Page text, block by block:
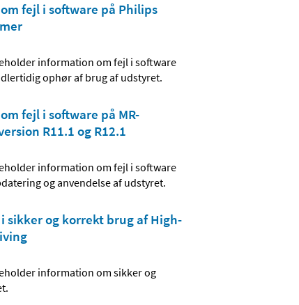
fejl i software på Philips
information om fejl i software
ophør af brug af udstyret.
fejl i software på MR-
R11.1 og R12.1
information om fejl i software
og anvendelse af udstyret.
sikker og korrekt brug af High-
information om sikker og